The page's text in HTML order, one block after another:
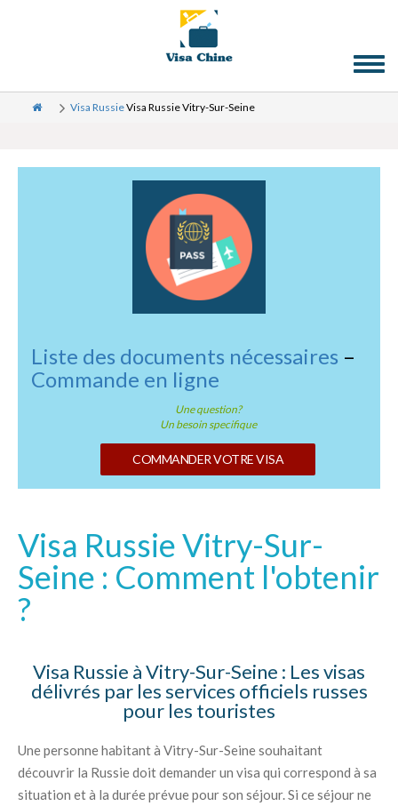
Visa RussieVisa Russie Vitry-Sur-Seine
Liste des documents nécessaires –
Commande en ligne
Une question?
Un besoin specifique
COMMANDER VOTRE VISA
Visa Russie Vitry-Sur-
Seine : Comment l'obtenir
?
Visa Russie à Vitry-Sur-Seine : Les visas
délivrés par les services officiels russes
pour les touristes
Une personne habitant à Vitry-Sur-Seine souhaitant
découvrir la Russie doit demander un visa qui correspond à sa
situation et à la durée prévue pour son séjour. Si ce séjour ne